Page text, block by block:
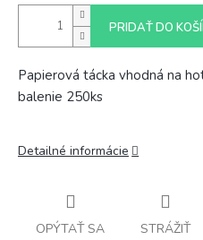
PRIDAŤ DO
Papierová tácka vhodná na
balenie 250ks
Detailné informácie
OPÝTAŤ SA STRÁŽIŤ